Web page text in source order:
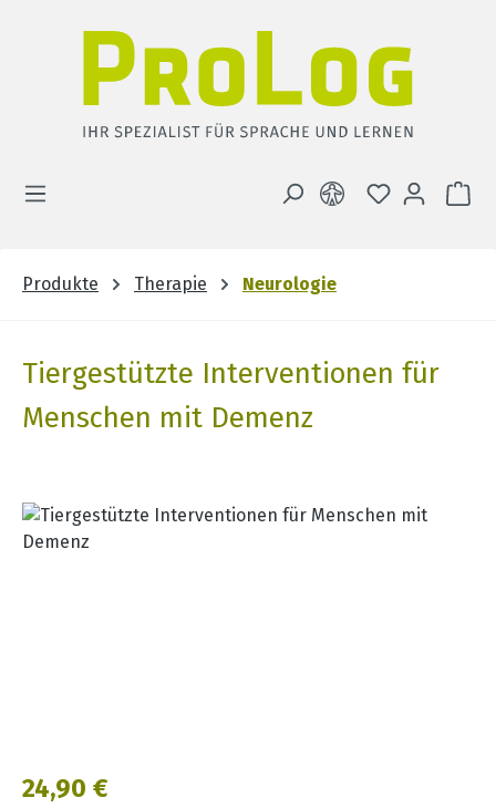
DU HAST 0
Produkte Therapie Neurologie
Tiergestützte Interventionen für
Menschen mit Demenz
Bildergalerie überspringen
Regulärer Preis:
24,90 €